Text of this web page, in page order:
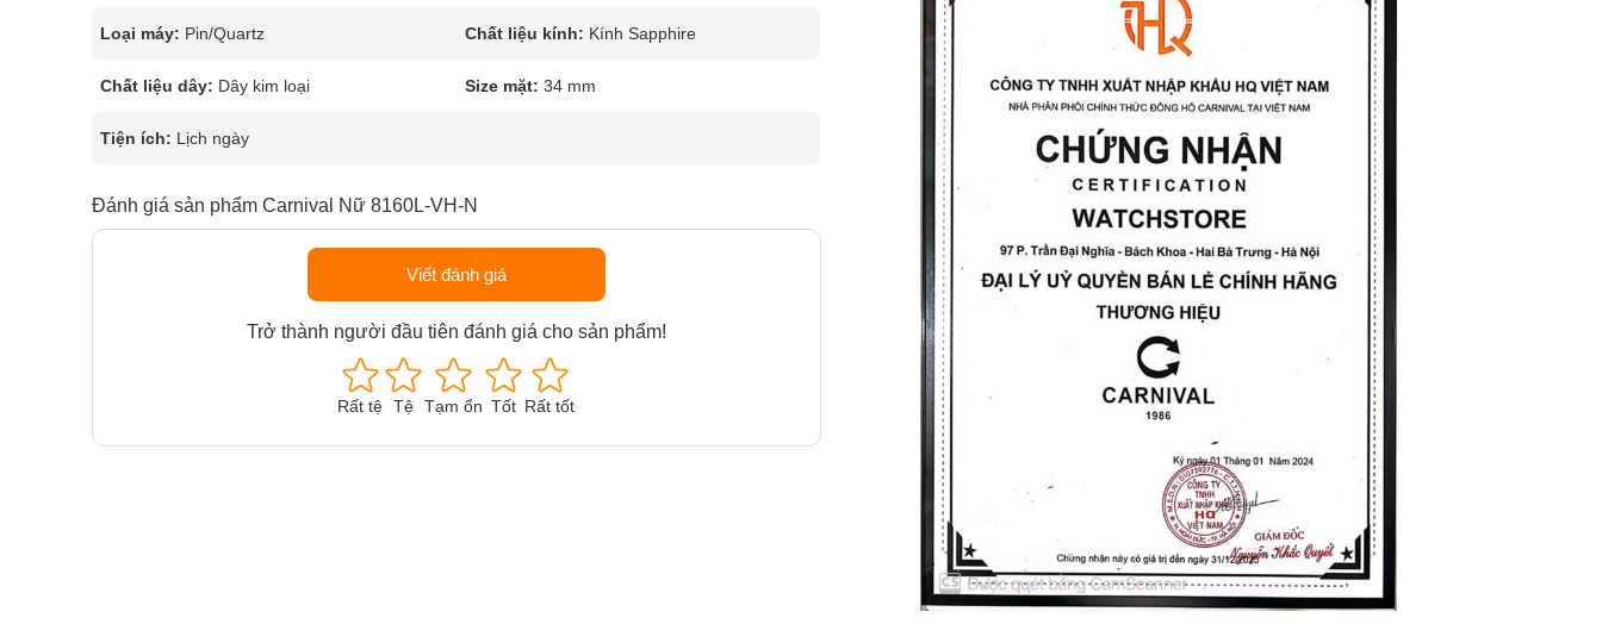
Loại máy: Pin/Quartz Chất liệu kính: Kính Sapphire
Chất liệu dây: Dây kim loại Size mặt: 34 mm
Tiện ích: Lịch ngày
Đánh giá sản phẩm Carnival Nữ 8160L-VH-N
Viết đánh giá
Trở thành người đầu tiên đánh giá cho sản phẩm!
Rất tệ Tệ Tạm ổn Tốt Rất tốt